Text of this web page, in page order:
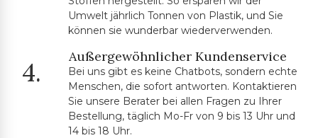
Umwelt jährlich Tonnen von Plastik, und Sie
können sie wunderbar wiederverwenden.
4.
Außergewöhnlicher Kundenservice
Bei uns gibt es keine Chatbots, sondern echte
Menschen, die sofort antworten. Kontaktieren
Sie unsere Berater bei allen Fragen zu Ihrer
Bestellung, täglich Mo-Fr von 9 bis 13 Uhr und
14 bis 18 Uhr.